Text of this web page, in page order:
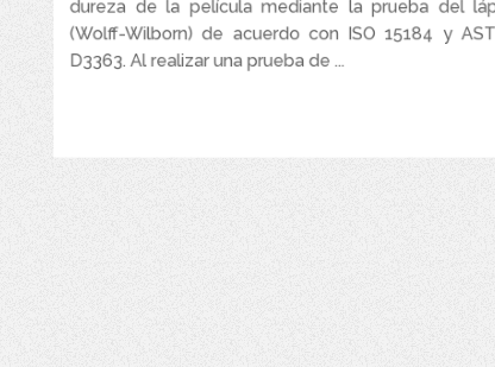
dureza de la película mediante la prueba del
(Wolff-Wilborn) de acuerdo con ISO 15184 y
D3363. Al realizar una prueba de ...